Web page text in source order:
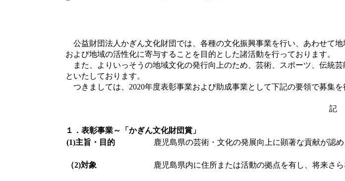
公益財団法人かぎん文化財団では、各種の文化振興事業を行い、あわせて
および地域の活性化に寄与することを目的とした諸活動を行っております。
また、よりいっそうの地域文化の発行向上のため、芸術、スポーツ、伝統
といたしております。
つきましては、2020年度表彰事業および助成事業として下記の要領で募集を
記
１．表彰事業～「かぎん文化財団賞」
(1)主旨・目的
鹿児島県の芸術・文化の発展向上に顕著な貢献が認
（2)対象 鹿児島県内に住所または活動の拠点を有し、将来さ